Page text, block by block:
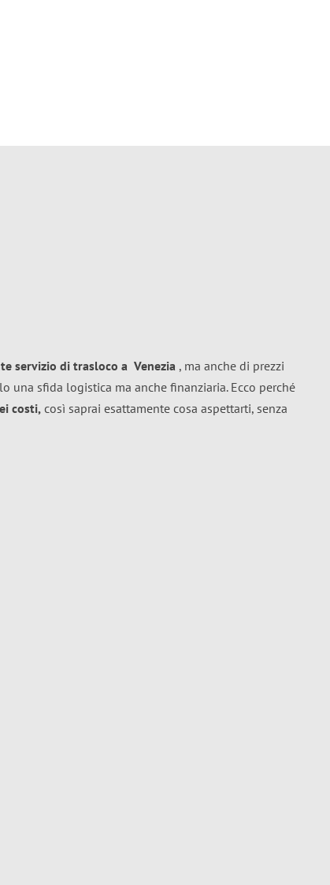
servizio di trasloco a Venezia , ma anche di prezzi
una sfida logistica ma anche finanziaria. Ecco perché
costi, così saprai esattamente cosa aspettarti, senza